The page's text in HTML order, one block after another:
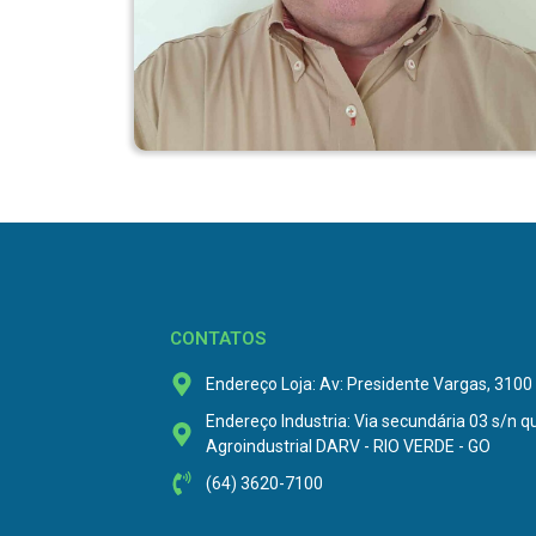
CONTATOS
Endereço Loja: Av: Presidente Vargas,
Endereço Industria: Via secundária 03 s/n
Agroindustrial DARV - RIO VERDE - GO
(64) 3620-7100